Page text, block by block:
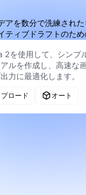
アを数分で洗練され
ティブドラフトのた
ロード オート